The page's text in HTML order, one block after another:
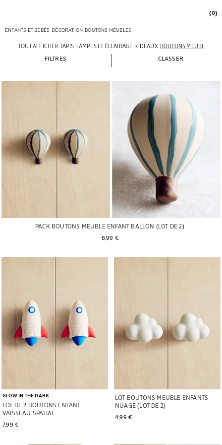
(0)
ENFANTS ET BÉBÉS DÉCORATION BOUTONS MEUBLES
TOUT AFFICHER TAPIS LAMPES ET ÉCLAIRAGE RIDEAUX BOUTONS MEUBLES
FILTRES CLASSER
PACK BOUTONS MEUBLE ENFANT BALLON (LOT DE 2)
6,99 €
GLOW IN THE DARK
LOT DE 2 BOUTONS ENFANT
VAISSEAU SPATIAL
7,99 €
Image changée en 1 de 6
LOT BOUTONS MEUBLE ENFANTS
NUAGE (LOT DE 2)
4,99 €
Image changée en 1 de 5